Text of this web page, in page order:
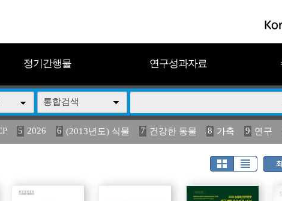
정기간행물 연구성과자료
통합검색
5 2026 6 (2013년도) 식물 7 건강한 동물 8 가축 9 연구
(2013년도) 식 15 구제역 16 관리 17 연보 18 2023 19 농